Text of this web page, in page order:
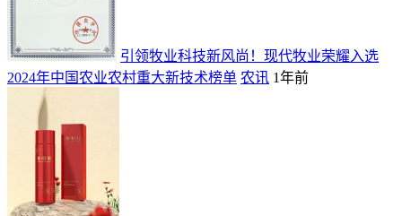
引领牧业科技新风尚！现代牧业荣耀入选
2024年中国农业农村重大新技术榜单 农讯 1年前